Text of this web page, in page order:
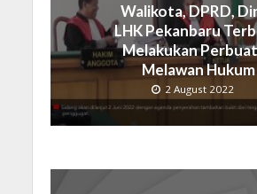
Walikota, DPRD,
LHK Pekanbaru
Melakukan
Melawan Hukum
2 August 2022